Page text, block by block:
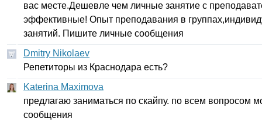
вас месте.Дешевле чем личные занятие с
эффективные! Опыт преподавания в
занятий. Пишите личные сообщения
Dmitry Nikolaev
Репетиторы из Краснодара есть?
Katerina Maximova
предлагаю заниматься по скайпу. по всем вопросом
сообщения